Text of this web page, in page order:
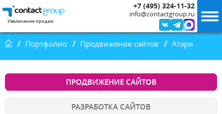
Увеличение продаж
info@contactgroup.ru
+7 (495) 324-11-32
ГлавнаяПортфолио Продвижение сайтов Атэри
ПРОДВИЖЕНИЕ САЙТОВ
РАЗРАБОТКА САЙТОВ